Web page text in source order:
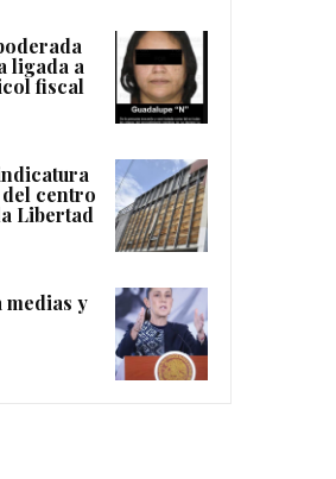
ligada a
fiscal
centro
Libertad
y